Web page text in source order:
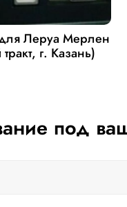
Леруа Мерлен
г. Казань)
под